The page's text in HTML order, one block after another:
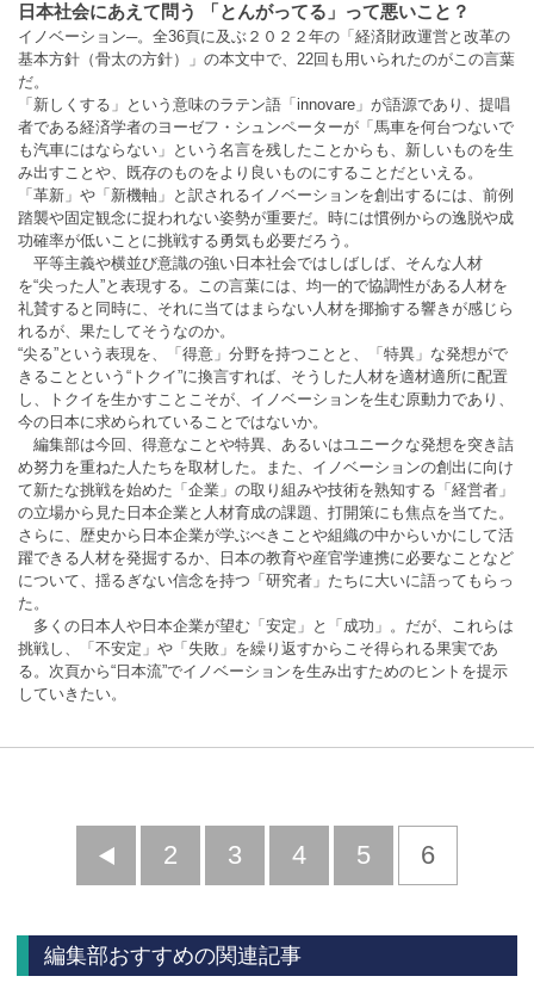
日本社会にあえて問う 「とんがってる」って悪いこと？
イノベーション─。全36頁に及ぶ２０２２年の「経済財政運営と改革の
基本方針（骨太の方針）」の本文中で、22回も用いられたのがこの言葉
だ。
「新しくする」という意味のラテン語「innovare」が語源であり、提唱
者である経済学者のヨーゼフ・シュンペーターが「馬車を何台つないで
も汽車にはならない」という名言を残したことからも、新しいものを生
み出すことや、既存のものをより良いものにすることだといえる。
「革新」や「新機軸」と訳されるイノベーションを創出するには、前例
踏襲や固定観念に捉われない姿勢が重要だ。時には慣例からの逸脱や成
功確率が低いことに挑戦する勇気も必要だろう。
平等主義や横並び意識の強い日本社会ではしばしば、そんな人材
を“尖った人”と表現する。この言葉には、均一的で協調性がある人材を
礼賛すると同時に、それに当てはまらない人材を揶揄する響きが感じら
れるが、果たしてそうなのか。
“尖る”という表現を、「得意」分野を持つことと、「特異」な発想がで
きることという“トクイ”に換言すれば、そうした人材を適材適所に配置
し、トクイを生かすことこそが、イノベーションを生む原動力であり、
今の日本に求められていることではないか。
編集部は今回、得意なことや特異、あるいはユニークな発想を突き詰
め努力を重ねた人たちを取材した。また、イノベーションの創出に向け
て新たな挑戦を始めた「企業」の取り組みや技術を熟知する「経営者」
の立場から見た日本企業と人材育成の課題、打開策にも焦点を当てた。
さらに、歴史から日本企業が学ぶべきことや組織の中からいかにして活
躍できる人材を発掘するか、日本の教育や産官学連携に必要なことなど
について、揺るぎない信念を持つ「研究者」たちに大いに語ってもらっ
た。
多くの日本人や日本企業が望む「安定」と「成功」。だが、これらは
挑戦し、「不安定」や「失敗」を繰り返すからこそ得られる果実であ
る。次頁から“日本流”でイノベーションを生み出すためのヒントを提示
していきたい。
前
2 3 4 5 6
編集部おすすめの関連記事